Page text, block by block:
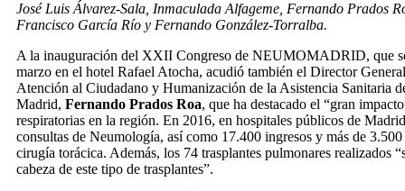
José Luis Álvarez-Sala, Inmaculada Alfageme, Fernando Prados
Francisco García Río y Fernando González-Torralba.
A la inauguración del XXII Congreso de NEUMOMADRID, que
marzo en el hotel Rafael Atocha, acudió también el Director
Atención al Ciudadano y Humanización de la Asistencia Sanitaria
Madrid, Fernando Prados Roa, que ha destacado el “gran
respiratorias en la región. En 2016, en hospitales públicos de
consultas de Neumología, así como 17.400 ingresos y más de
cirugía torácica. Además, los 74 trasplantes pulmonares realizados
cabeza de este tipo de trasplantes”.